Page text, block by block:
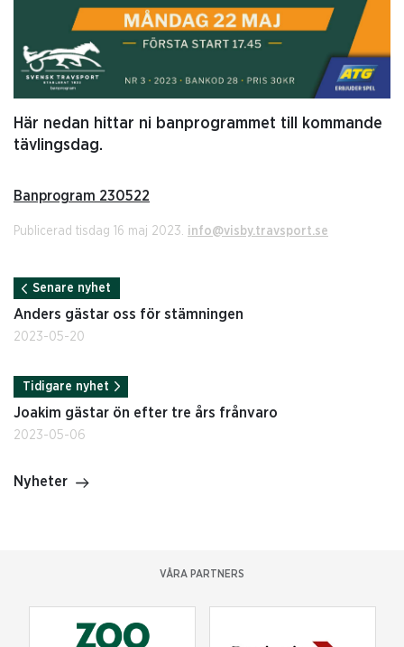
Här nedan hittar ni banprogrammet till kommande
tävlingsdag.
Banprogram 230522
Publicerad tisdag 16 maj 2023. info@visby.travsport.se
Senare nyhet
Anders gästar oss för stämningen
2023-05-20
Tidigare nyhet
Joakim gästar ön efter tre års frånvaro
2023-05-06
Nyheter
VÅRA PARTNERS